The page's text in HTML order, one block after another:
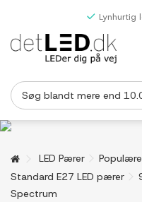
Lynhurtig
LED Pærer
Standard E27 LED pærer
Spectrum